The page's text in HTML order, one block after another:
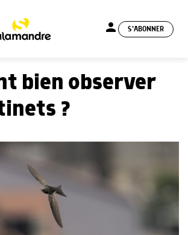
person S'ABONNER
bien observer
?